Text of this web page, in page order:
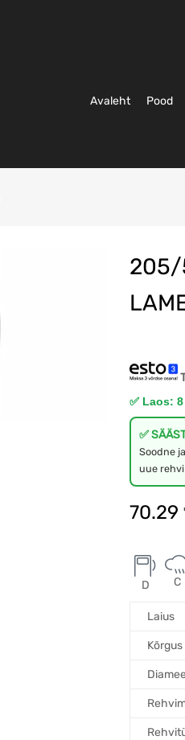
Avaleht Pood
205/
✅ Laos:
✅
Soodne
uue
70.29
D C
Laius
Kõrgus